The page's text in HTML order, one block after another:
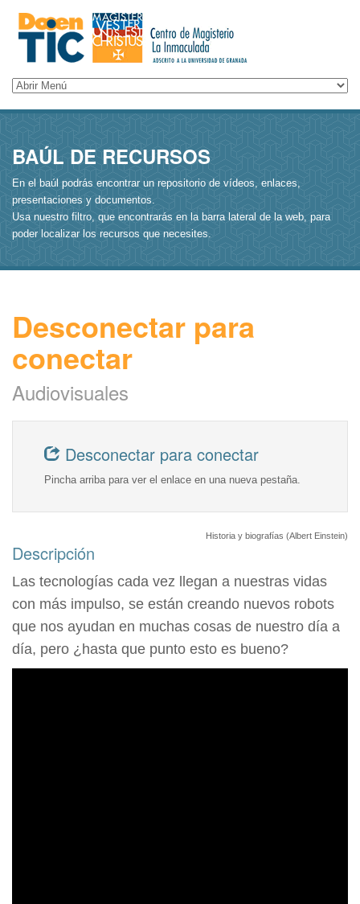
BAÚL DE RECURSOS
En el baúl podrás encontrar un repositorio de vídeos, enlaces,
presentaciones y documentos.
Usa nuestro filtro, que encontrarás en la barra lateral de la web, para
poder localizar los recursos que necesites.
Desconectar para
conectar
Audiovisuales
Desconectar para conectar
Pincha arriba para ver el enlace en una nueva pestaña.
Historia y biografías (Albert Einstein)
Descripción
Las tecnologías cada vez llegan a nuestras vidas
con más impulso, se están creando nuevos robots
que nos ayudan en muchas cosas de nuestro día a
día, pero ¿hasta que punto esto es bueno?